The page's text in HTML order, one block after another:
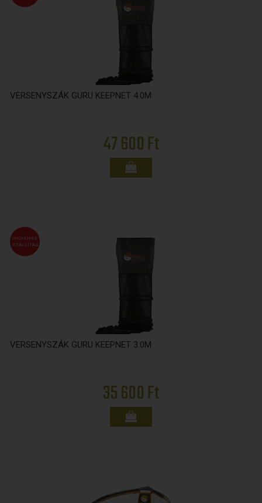
VERSENYSZÁK GURU KEEPNET 4.0M
47 600 Ft
INGYENES
SZÁLLÍTÁS
VERSENYSZÁK GURU KEEPNET 3.0M
35 600 Ft